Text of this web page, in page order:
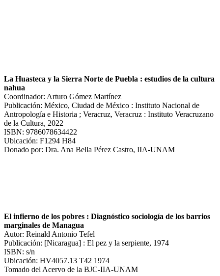
La Huasteca y la Sierra Norte de Puebla : estudios de la cultura
nahua
Coordinador: Arturo Gómez Martínez
Publicación: México, Ciudad de México : Instituto Nacional de
Antropología e Historia ; Veracruz, Veracruz : Instituto Veracruzano
de la Cultura, 2022
ISBN: 9786078634422
Ubicación: F1294 H84
Donado por: Dra. Ana Bella Pérez Castro, IIA-UNAM
El infierno de los pobres : Diagnóstico sociología de los barrios
marginales de Managua
Autor: Reinald Antonio Tefel
Publicación: [Nicaragua] : El pez y la serpiente, 1974
ISBN: s/n
Ubicación: HV4057.13 T42 1974
Tomado del Acervo de la BJC-IIA-UNAM